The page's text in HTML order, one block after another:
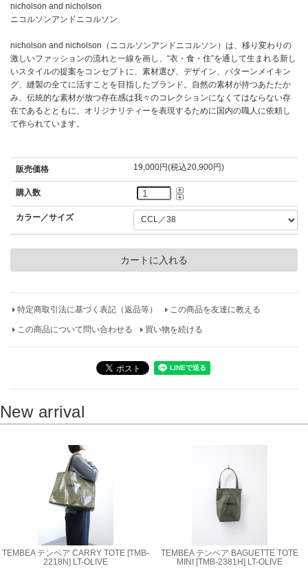
nicholson and nicholson
ニコルソンアンドニコルソン
nicholson and nicholson（ニコルソンアンドニコルソン）は、移り変わりの
激しいファッションの流れと一線を画し、“衣・食・住”を通して生まれる新し
いスタイルの提案をコンセプトに、素材選び、デザイン、パターンメイキン
グ、縫製の全てに活すことを目指したブランド。自然の素材が持つあたたか
み、伝統的な素材が放つ存在感は我々のコレクションになくてはならない存
在であるとともに、オリジナリティーを表現するために国内の職人に依頼し
て作られています。
販売価格 19,000円(税込20,900円)
購入数
カラー／サイズ
特定商取引法に基づく表記（返品等） この商品を友達に教える
この商品について問い合わせる 買い物を続ける
New arrival
TEMBEA テンベア CARRY TOTE [TMB-
2218N] LT-OLIVE
TEMBEA テンベア BAGUETTE TOTE
MINI [TMB-2381H] LT-OLIVE